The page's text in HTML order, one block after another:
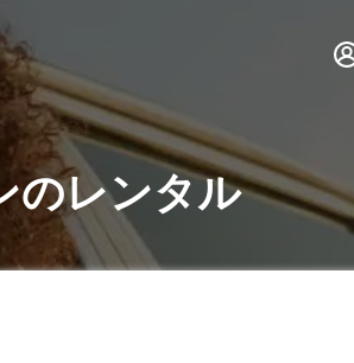
のレンタル